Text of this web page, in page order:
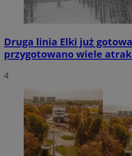
Druga linia Elki już
przygotowano wiele
4